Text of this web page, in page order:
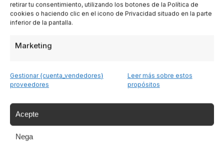
retirar tu consentimiento, utilizando los botones de la Política de
cookies o haciendo clic en el icono de Privacidad situado en la parte
inferior de la pantalla.
Marketing
Gestionar {cuenta_vendedores}
proveedores
Leer más sobre estos
propósitos
Acepte
Nega